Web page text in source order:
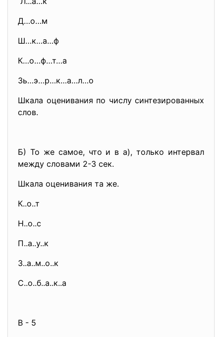
Д…о…м
Ш…к…а…ф
К…о…ф…т…а
Зь…э…р…к…а…л…о
Шкала оценивания по числу синтезированных
слов.
Б) То же самое, что и в а), только интервал
между словами 2-3 сек.
Шкала оценивания та же.
К..о..т
Н..о..с
П..а..у..к
З..а..м..о..к
С..о..б..а..к..а
В - 5